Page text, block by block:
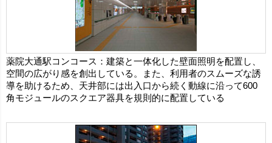
薬院大通駅コンコース：建築と一体化した壁面照明を配置し、
空間の広がり感を創出している。また、利用者のスムーズな誘
導を助けるため、天井部には出入口から続く動線に沿って600
角モジュールのスクエア器具を規則的に配置している